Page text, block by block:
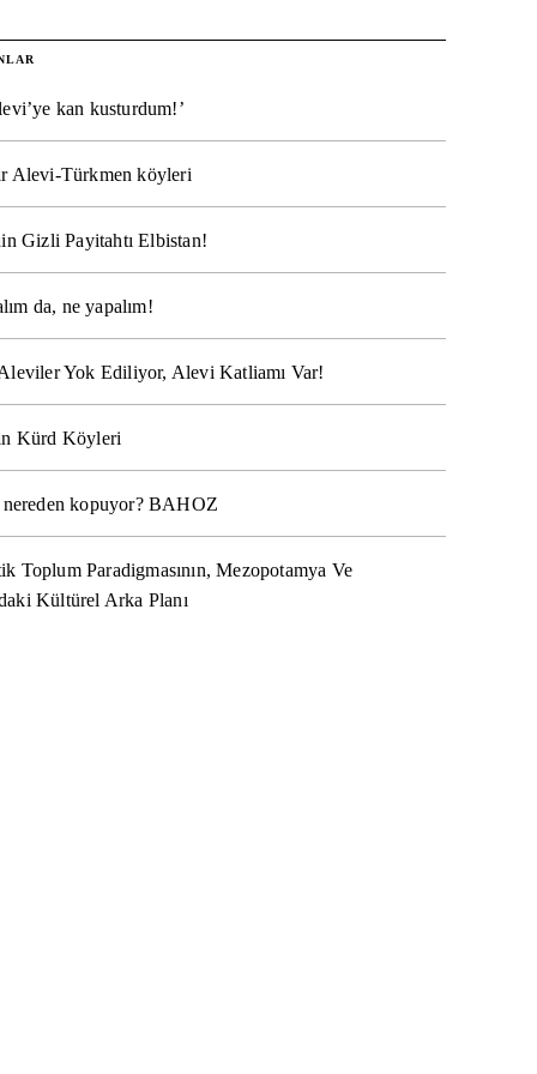
kan kusturdum!’
Alevi-Türkmen köyleri
Gizli Payitahtı Elbistan!
da, ne yapalım!
Yok Ediliyor, Alevi Katliamı Var!
Kürd Köyleri
nereden kopuyor? BAHOZ
Toplum Paradigmasının, Mezopotamya Ve
Kültürel Arka Planı